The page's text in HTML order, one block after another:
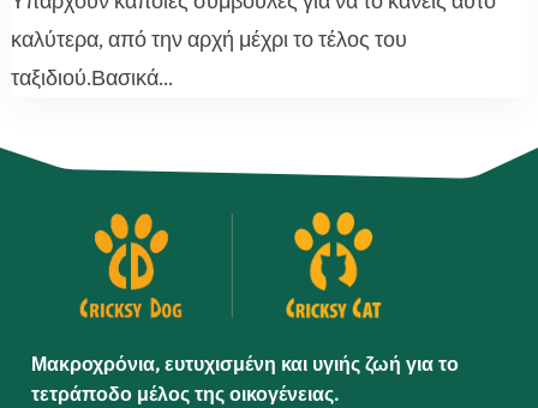
καλύτερα, από την αρχή μέχρι το τέλος του
ταξιδιού.Βασικά...
Μακροχρόνια, ευτυχισμένη και υγιής ζωή για το
τετράποδο μέλος της οικογένειας.